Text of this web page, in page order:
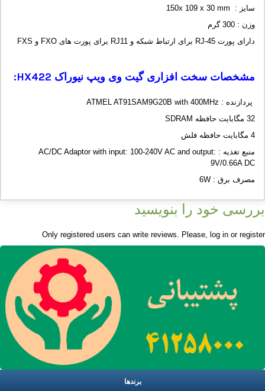
سایز : 150x 109 x 30 mm
وزن : 300 گرم
دارای پورت RJ-45 برای ارتباط شبکه و RJ11 برای پورت های FXO و FXS
مشخصات سخت افزاری گیت وی ویپ نیوراک HX422
:
پردازنده : ATMEL AT91SAM9G20B with 400MHz
32 مگابایت حافظه SDRAM
4 مگابایت حافظه فلش
منبع تغذیه : AC/DC Adaptor with input: 100-240V AC and output:
9V/0.66A DC
مصرف برق : 6W
بررسی خود را بنویسید
Only registered users can write reviews. Please, log in or register
برندها